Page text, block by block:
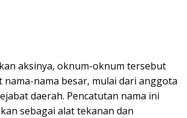
aksinya, oknum-oknum tersebut
nama-nama besar, mulai dari anggota
daerah. Pencatutan nama ini
sebagai alat tekanan dan